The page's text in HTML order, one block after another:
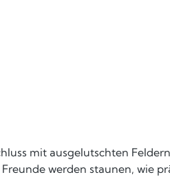
mit ausgelutschten
werden staunen, wie